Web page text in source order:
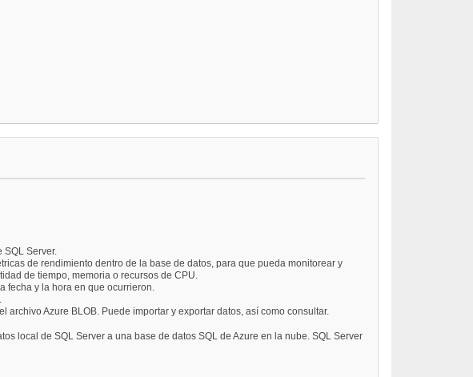
SQL Server.
de rendimiento dentro de la base de datos, para que pueda monitorear y
de tiempo, memoria o recursos de CPU.
fecha y la hora en que ocurrieron.
Azure BLOB. Puede importar y exportar datos, así como consultar.
local de SQL Server a una base de datos SQL de Azure en la nube. SQL Server